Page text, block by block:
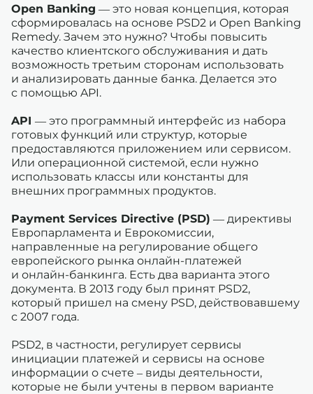
Open Banking — это новая концепция, которая
сформировалась на основе PSD2 и Open Banking
Remedy. Зачем это нужно? Чтобы повысить
качество клиентского обслуживания и дать
возможность третьим сторонам использовать
и анализировать данные банка. Делается это
с помощью API.
API — это программный интерфейс из набора
готовых функций или структур, которые
предоставляются приложением или сервисом.
Или операционной системой, если нужно
использовать классы или константы для
внешних программных продуктов.
Payment Services Directive (PSD) — директивы
Европарламента и Еврокомиссии,
направленные на регулирование общего
европейского рынка онлайн-платежей
и онлайн-банкинга. Есть два варианта этого
документа. В 2013 году был принят PSD2,
который пришел на смену PSD, действовавшему
с 2007 года.
PSD2, в частности, регулирует сервисы
инициации платежей и сервисы на основе
информации о счете – виды деятельности,
которые не были учтены в первом варианте